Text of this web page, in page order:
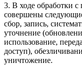
3. В ходе обработки
совершены
сбор, запись,
уточнение
использование,
доступ),
уничтожение.